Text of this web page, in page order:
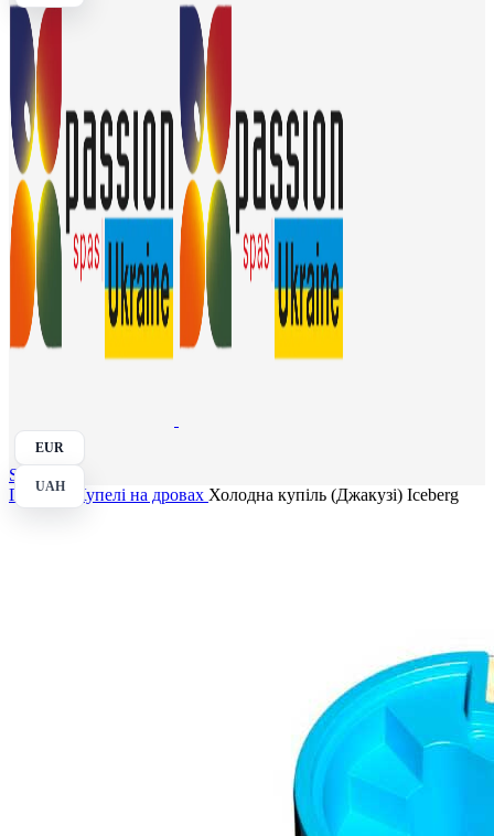
EUR
UAH
Search
Головна
Купелі на дровах Холодна купіль (Джакузі) Іceberg